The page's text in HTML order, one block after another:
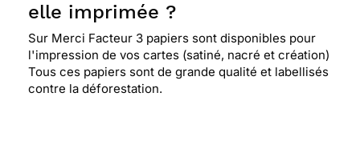
elle imprimée ?
Sur Merci Facteur 3 papiers sont disponibles pour
l'impression de vos cartes (satiné, nacré et création)
Tous ces papiers sont de grande qualité et labellisés
contre la déforestation.